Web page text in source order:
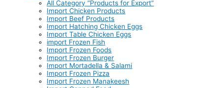
All Category “Products for Export”
Import Chicken Products
Import Beef Products
Import Hatching Chicken Eggs
Import Table Chicken Eggs
import Frozen Fish
Import Frozen Foods
Import Frozen Burger
Import Mortadella & Salami
Import Frozen Pizza
Import Frozen Manakeesh